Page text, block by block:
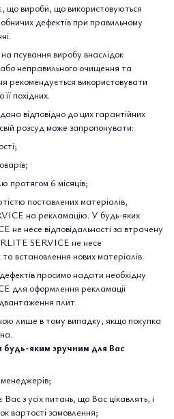
вироби, що використовуються
дефектів при правильному
псування виробу внаслідок
неправильного очищення та
рекомендується використовувати
похідних.
відповідно до цих гарантійних
розсуд може запропонувати:
протягом 6 місяців;
поставлених матеріалів,
на рекламацію. У будь-яких
несе відповідальності за втрачену
SERVICE не несе
встановлення нових матеріалів.
просимо надати необхідну
для оформлення рекламації
плит.
лише в тому випадку, якщо покупка
будь-яким зручним для Вас
з усіх питань, що Вас цікавлять, і
вартості замовлення;